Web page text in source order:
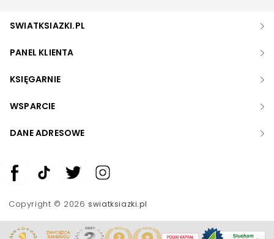
SWIATKSIAZKI.PL
PANEL KLIENTA
KSIĘGARNIE
WSPARCIE
DANE ADRESOWE
Copyright © 2026swiatksiazki.pl
Zwiększ rozmiar czcionki
Skala szarości